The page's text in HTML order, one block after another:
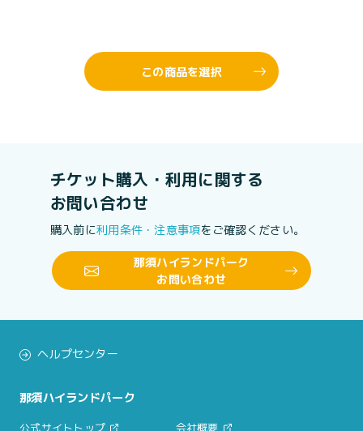
この商品を選択
チケット購入・利用に関する
お問い合わせ
購入前に利用条件・注意事項をご確認ください。
那須ハイランドパーク
お問い合わせ
ヘルプセンター
那須ハイランドパーク